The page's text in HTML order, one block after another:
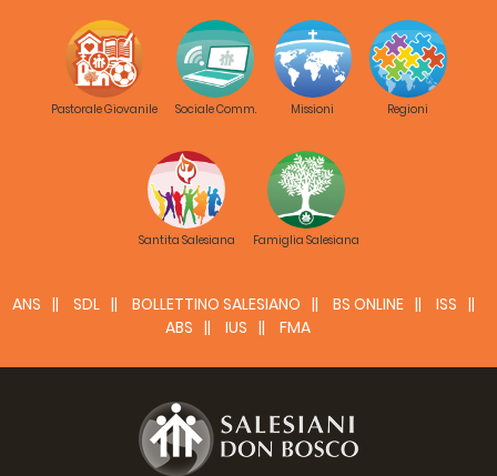
Pastorale Giovanile Sociale Comm. Missioni Regioni
Santita Salesiana Famiglia Salesiana
ANS SDL BOLLETTINO SALESIANO BS ONLINE
ISS
ABS
IUS FMA